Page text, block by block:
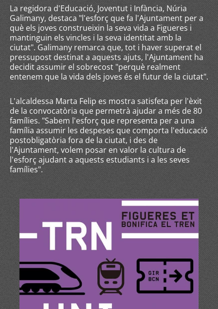
La regidora d'Educació, Joventut i Infància, Núria
Galimany, destaca "l'esforç que fa l'Ajuntament per a
què els joves construeixin la seva vida a Figueres i
mantinguin els vincles i la seva identitat amb la
ciutat". Galimany remarca que, tot i haver superat el
pressupost destinat a aquests ajuts, l'Ajuntament ha
decidit assumir el sobrecost "perquè realment
entenem que la vida dels joves és el futur de la ciutat".
L'alcaldessa Marta Felip es mostra satisfeta per l'èxit
de la convocatòria que permetrà ajudar a més de 80
famílies. "Sabem l'esforç que representa per a una
família assumir les despeses que comporta l'educació
postobligatòria fora de la ciutat, i des de
l'Ajuntament, volem posar en valor la cultura de
l'esforç ajudant a aquests estudiants i a les seves
famílies".